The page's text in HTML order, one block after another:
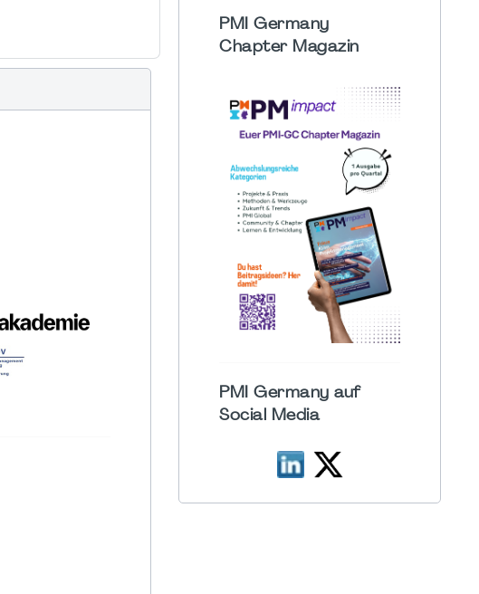
PMI Germany
Chapter Magazin
PMI Germany auf
Social Media